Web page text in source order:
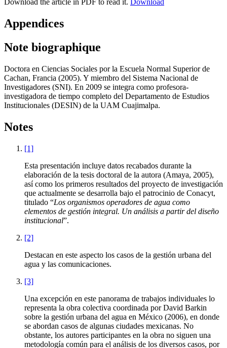
Download the article in PDF to read it. Download
Appendices
Note biographique
Doctora en Ciencias Sociales por la Escuela Normal Superior de
Cachan, Francia (2005). Y miembro del Sistema Nacional de
Investigadores (SNI). En 2009 se integra como profesora-
investigadora de tiempo completo del Departamento de Estudios
Institucionales (DESIN) de la UAM Cuajimalpa.
Notes
[1]
Esta presentación incluye datos recabados durante la
elaboración de la tesis doctoral de la autora (Amaya, 2005),
así como los primeros resultados del proyecto de investigación
que actualmente se desarrolla bajo el patrocinio de Conacyt,
titulado “Los organismos operadores de agua como
elementos de gestión integral. Un análisis a partir del diseño
institucional”.
[2]
Destacan en este aspecto los casos de la gestión urbana del
agua y las comunicaciones.
[3]
Una excepción en este panorama de trabajos individuales lo
representa la obra colectiva coordinada por David Barkin
sobre la gestión urbana del agua en México (2006), en donde
se abordan casos de algunas ciudades mexicanas. No
obstante, los autores participantes en la obra no siguen una
metodología común para el análisis de los diversos casos, por